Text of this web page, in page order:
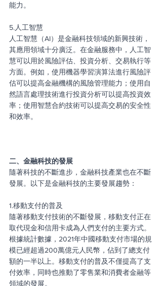
能力。
5.人工智慧
人工智慧（AI）是金融科技領域的新興技術，
其應用領域十分廣泛。在金融服務中，人工智
慧可以用於風險評估、投資分析、交易執行等
方面。例如，使用機器學習演算法進行風險評
估可以提高金融機構的風險管理能力；使用自
然語言處理技術進行投資分析可以提高投資效
率；使用智慧合約技術可以提高交易的安全性
和效率。
二、金融科技的發展
隨著科技的不斷進步，金融科技產業也在不斷
發展。以下是金融科技的主要發展趨勢：
1.移動支付的普及
隨著移動支付技術的不斷發展，移動支付正在
取代現金和信用卡成為人們支付的主要方式。
根據統計數據，2021年中國移動支付市場的規
模已經超過200萬億元人民幣，佔到了總支付
額的一半以上。移動支付的普及不僅提高了支
付效率，同時也推動了零售業和消費者金融等
領域的發展。